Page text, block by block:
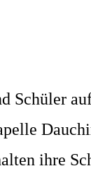
Schüler
ihre